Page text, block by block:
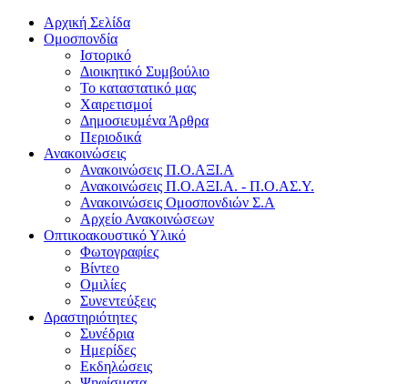
Αρχική Σελίδα
Ομοσπονδία
Ιστορικό
Διοικητικό Συμβούλιο
Το καταστατικό μας
Χαιρετισμοί
Δημοσιευμένα Άρθρα
Περιοδικά
Ανακοινώσεις
Ανακοινώσεις Π.Ο.ΑΞΙ.Α
Ανακοινώσεις Π.Ο.ΑΞΙ.Α. - Π.Ο.ΑΣ.Υ.
Ανακοινώσεις Ομοσπονδιών Σ.Α
Αρχείο Ανακοινώσεων
Οπτικοακουστικό Υλικό
Φωτογραφίες
Βίντεο
Ομιλίες
Συνεντεύξεις
Δραστηριότητες
Συνέδρια
Ημερίδες
Εκδηλώσεις